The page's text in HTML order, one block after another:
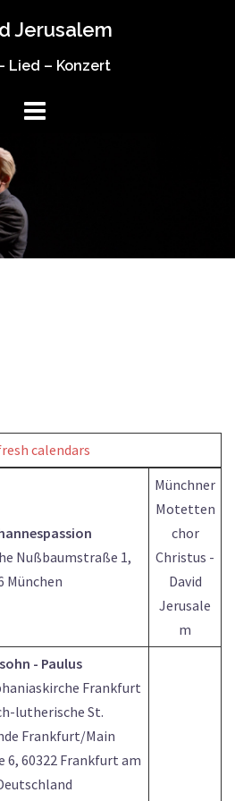
Jerusalem
Lied – Konzert
calendars
Nußbaumstraße 1,
München
Münchner
Motetten
chor
Christus -
David
Jerusale
m
- Paulus
Frankfurt
lutherische St.
Frankfurt/Main
6, 60322 Frankfurt am